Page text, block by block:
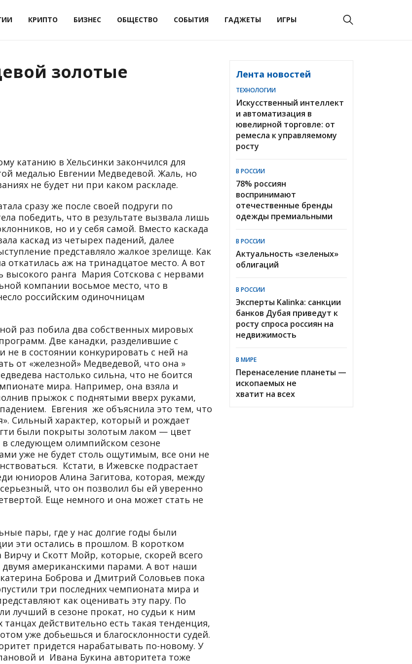
КРИПТО БИЗНЕС ОБЩЕСТВО СОБЫТИЯ ГАДЖЕТЫ ИГРЫ
золотые
катанию в Хельсинки закончился для
медалью Евгении Медведевой. Жаль, но
не будет ни при каком раскладе.
сразу же после своей подруги по
победить, что в результате вызвала лишь
но и у себя самой. Вместо каскада
каскад из четырех падений, далее
представляло жалкое зрелище. Как
откатилась аж на тринадцатое место. А вот
высокого ранга Мария Сотскова с нервами
компании восьмое место, что в
российским одиночницам
раз побила два собственных мировых
Две канадки, разделившие с
не в состоянии конкурировать с ней на
от «железной» Медведевой, что она »
настолько сильна, что не боится
мира. Например, она взяла и
прыжок с поднятыми вверх руками,
Евгения же объяснила это тем, что
Сильный характер, который и рождает
были покрыты золотым лаком — цвет
следующем олимпийском сезоне
уже не будет столь ощутимым, все они не
Кстати, в Ижевске подрастает
юниоров Алина Загитова, которая, между
что он позволил бы ей уверенно
Еще немного и она может стать не
пары, где у нас долгие годы были
эти остались в прошлом. В коротком
и Скотт Мойр, которые, скорей всего
двумя американскими парами. А вот наши
Боброва и Дмитрий Соловьев пока
три последних чемпионата мира и
как оценивать эту пару. По
лучший в сезоне прокат, но судьи к ним
действительно есть такая тенденция,
уже добьешься и благосклонности судей.
придется нарабатывать по-новому. У
и Ивана Букина авторитета тоже
Лента новостей
ТЕХНОЛОГИИ
Искусственный интеллект
и автоматизация в
ювелирной торговле: от
ремесла к управляемому
росту
В РОССИИ
78% россиян
воспринимают
отечественные бренды
одежды премиальными
В РОССИИ
Актуальность «зеленых»
облигаций
В РОССИИ
Эксперты Kalinka: санкции
банков Дубая приведут к
росту спроса россиян на
недвижимость
В МИРЕ
Перенаселение планеты —
ископаемых не
хватит на всех